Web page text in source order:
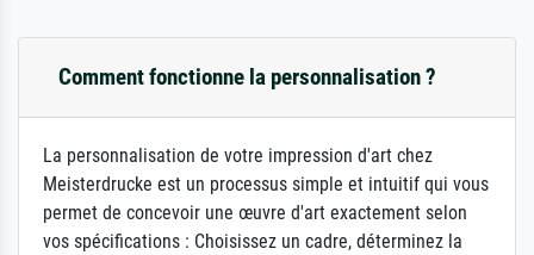
Comment fonctionne la personnalisation ?
La personnalisation de votre impression d'art chez
Meisterdrucke est un processus simple et intuitif qui vous
permet de concevoir une œuvre d'art exactement selon
vos spécifications : Choisissez un cadre, déterminez la